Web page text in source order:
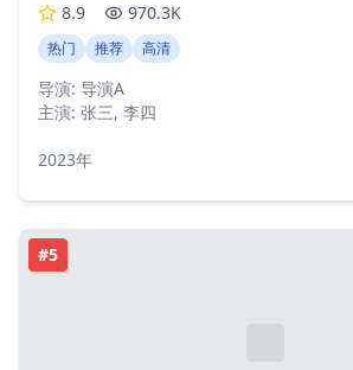
8.9 970.3K
热门 推荐 高清
导演: 导演A
主演: 张三, 李四
2023年
#5